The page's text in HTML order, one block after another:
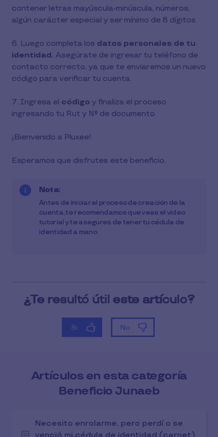
contener letras mayúscula-minúscula, números,
algún carácter especial y ser mínimo de 8 dígitos.
6. Luego completa los datos personales de tu
identidad. Asegúrate de ingresar tu teléfono de
contacto correcto, ya que te enviaremos un nuevo
código para verificar tu cuenta.
7. Ingresa el código y finaliza el proceso
ingresando tu Rut y N° de documento.
¡Bienvenido a Pluxee!
Esperamos que disfrutes este beneficio.
Nota:
Antes de iniciar el proceso de creación de la
cuenta, te recomendamos que veas el video
tutorial y te asegures de tener tu cédula de
identidad a mano.
Artículos en esta categoría
Beneficio Junaeb
Necesito enrolarme, pero perdí o se